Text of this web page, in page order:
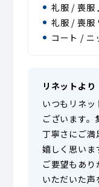
礼服 / 喪服
礼服 / 喪服
コート / ニ
リネットより
いつもリネ
ございます
丁寧さにご
嬉しく思いま
ご要望もあ
いただいた